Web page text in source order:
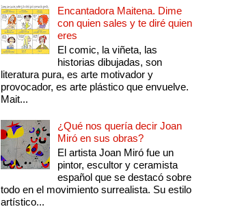
Encantadora Maitena. Dime
con quien sales y te diré quien
eres
El comic, la viñeta, las
historias dibujadas, son
literatura pura, es arte motivador y
provocador, es arte plástico que envuelve.
Mait...
¿Qué nos quería decir Joan
Miró en sus obras?
El artista Joan Miró fue un
pintor, escultor y ceramista
español que se destacó sobre
todo en el movimiento surrealista. Su estilo
artístico...